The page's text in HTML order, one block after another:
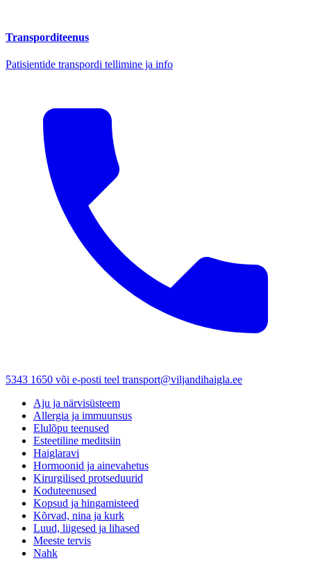
Transporditeenus
Patisientide transpordi tellimine ja info
5343 1650 või e-posti teel transport@viljandihaigla.ee
Aju ja närvisüsteem
Allergia ja immuunsus
Elulõpu teenused
Esteetiline meditsiin
Haiglaravi
Hormoonid ja ainevahetus
Kirurgilised protseduurid
Koduteenused
Kopsud ja hingamisteed
Kõrvad, nina ja kurk
Luud, liigesed ja lihased
Meeste tervis
Nahk